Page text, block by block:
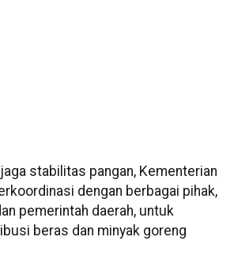
stabilitas pangan, Kementerian
dengan berbagai pihak,
pemerintah daerah, untuk
beras dan minyak goreng